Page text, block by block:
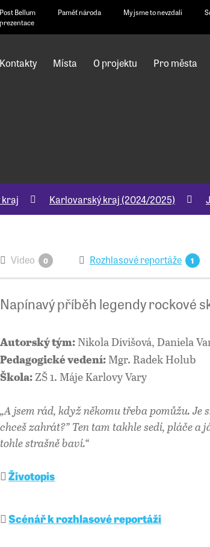
Post Bellum Paměť národa My jsme to nevzdali
prezentace
Kontakty Místa O projektu Pro města
Karlovarský kraj (2024/2025)
Video 0 Rozhlasové reportáže 1
Napínavý příběh legendy rockové
Autorský tým: Nikola Divišová, Daniela
Pedagogické vedení: Mgr. Radek Holub
Škola: ZŠ 1. Máje Karlovy Vary
„A jsem rád, když někomu třeba pomůžu.
chceš zahrát?” Ten tam takhle sedí, pláče
tohle strašně baví.“
Životopis
Scénář k rozhlasové reportáži